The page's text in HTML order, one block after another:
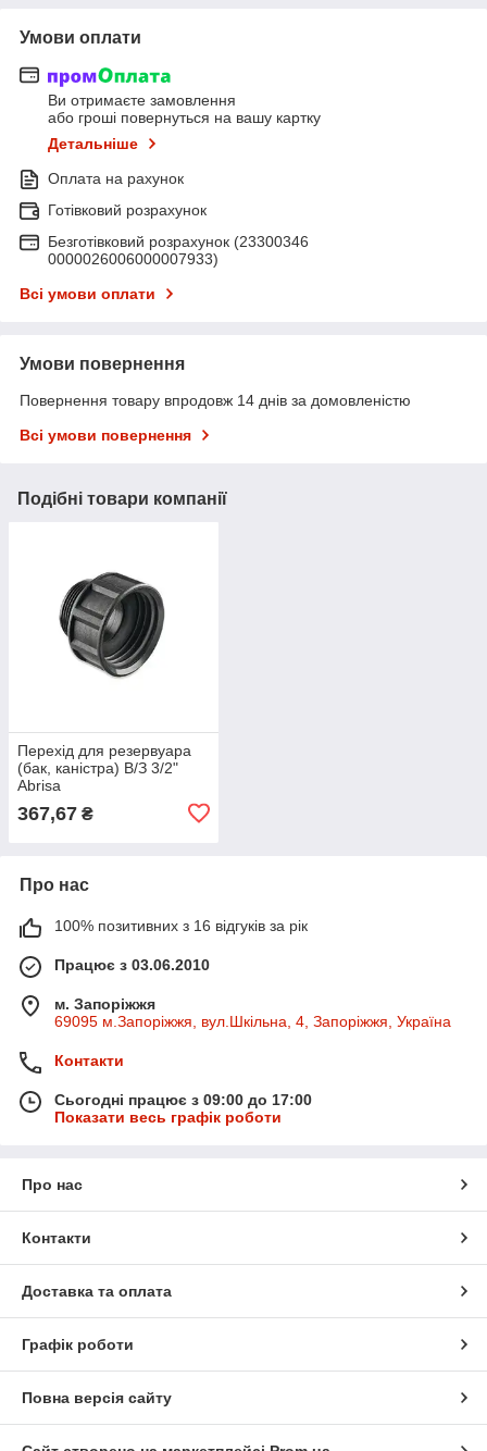
Умови оплати
Ви отримаєте замовлення
або гроші повернуться на вашу картку
Детальніше
Оплата на рахунок
Готівковий розрахунок
Безготівковий розрахунок (23300346
0000026006000007933)
Всі умови оплати
Умови повернення
Повернення товару впродовж 14 днів за домовленістю
Всі умови повернення
Подібні товари компанії
Перехід для резервуара
(бак, каністра) В/З 3/2"
Abrisa
367,67 ₴
Про нас
100% позитивних з 16 відгуків за рік
Працює з 03.06.2010
м. Запоріжжя
69095 м.Запоріжжя, вул.Шкільна, 4, Запоріжжя, Україна
Контакти
Сьогодні працює з 09:00 до 17:00
Показати весь графік роботи
Про нас
Контакти
Доставка та оплата
Графік роботи
Повна версія сайту